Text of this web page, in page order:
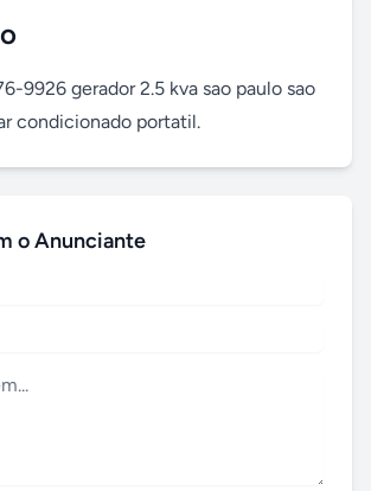
9926 gerador 2.5 kva sao paulo sao
condicionado portatil.
o Anunciante